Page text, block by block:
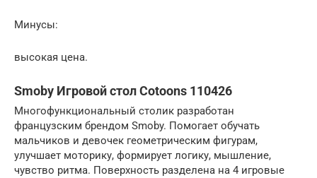
Минусы:
высокая цена.
Smoby Игровой стол Cotoons 110426
Многофункциональный столик разработан
французским брендом Smoby. Помогает обучать
мальчиков и девочек геометрическим фигурам,
улучшает моторику, формирует логику, мышление,
чувство ритма. Поверхность разделена на 4 игровые